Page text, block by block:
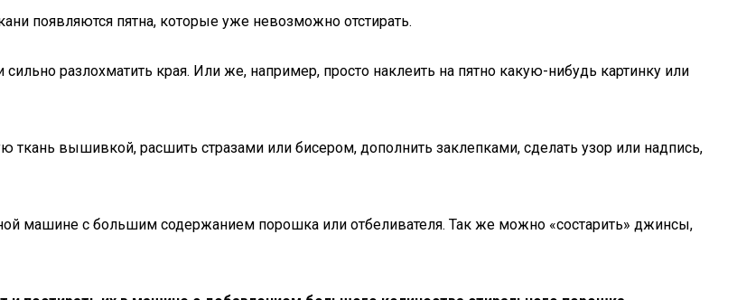
появляются пятна, которые уже невозможно отстирать.
разлохматить края. Или же, например, просто наклеить на пятно какую-нибудь картинку или
вышивкой, расшить стразами или бисером, дополнить заклепками, сделать узор или надпись,
машине с большим содержанием порошка или отбеливателя. Так же можно «состарить» джинсы,